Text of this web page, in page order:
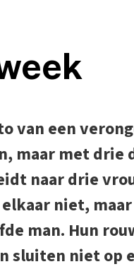
van een
maar met drie
naar drie
niet,
man. Hun
sluiten niet op